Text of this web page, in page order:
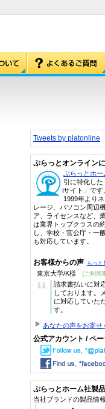
Tweets by platonline
ぷらっとオンライン
ぷらっとホー
引に特化し
サイト」です
1999年より
レージ、パソコン周辺
ア、ライセンスなど、
は業界トップクラスの
し、学校・官公庁・一
も対応しています。
お客様からの声 もっと
東京大学/K様 (ご利用
“
請求書払いに対
しております。
に対応していた
す。
あなたの声をお寄せ
公式アカウント / ペ
ぷらっとホーム社製品
当社ブランドの製品情